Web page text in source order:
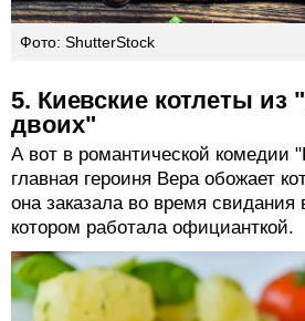
Фото: ShutterStock
5. Киевские котлеты из
двоих"
А вот в романтической комедии
главная героиня Вера обожает
она заказала во время свидания
котором работала официанткой.